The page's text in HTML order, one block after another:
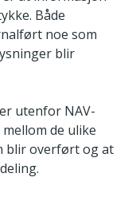
Både
noe som
blir
utenfor NAV-
de ulike
blir overført og at